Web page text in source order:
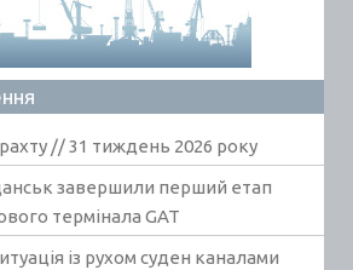
// 31 тиждень 2026 року
завершили перший етап
термінала GAT
із рухом суден каналами